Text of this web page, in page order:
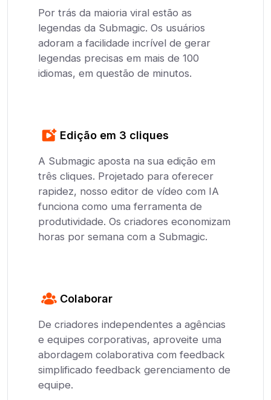
Por trás da maioria viral estão as
legendas da Submagic. Os usuários
adoram a facilidade incrível de gerar
legendas precisas em mais de 100
idiomas, em questão de minutos.
Edição em 3 cliques
A Submagic aposta na sua edição em
três cliques. Projetado para oferecer
rapidez, nosso editor de vídeo com IA
funciona como uma ferramenta de
produtividade. Os criadores economizam
horas por semana com a Submagic.
Colaborar
De criadores independentes a agências
e equipes corporativas, aproveite uma
abordagem colaborativa com feedback
simplificado feedback gerenciamento de
equipe.